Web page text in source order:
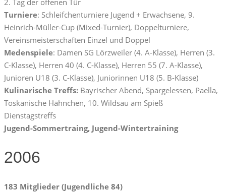
Turniere: Schleifchenturniere Jugend + Erwachsene, 9.
Heinrich-Müller-Cup (Mixed-Turnier), Doppelturniere,
Vereinsmeisterschaften Einzel und Doppel
Medenspiele: Damen SG Lörzweiler (4. A-Klasse), Herren (3.
C-Klasse), Herren 40 (4. C-Klasse), Herren 55 (7. A-Klasse),
Junioren U18 (3. C-Klasse), Juniorinnen U18 (5. B-Klasse)
Kulinarische Treffs: Bayrischer Abend, Spargelessen, Paella,
Toskanische Hähnchen, 10. Wildsau am Spieß
Dienstagstreffs
Jugend-Sommertraing, Jugend-Wintertraining
2006
183 Mitglieder (Jugendliche 84)